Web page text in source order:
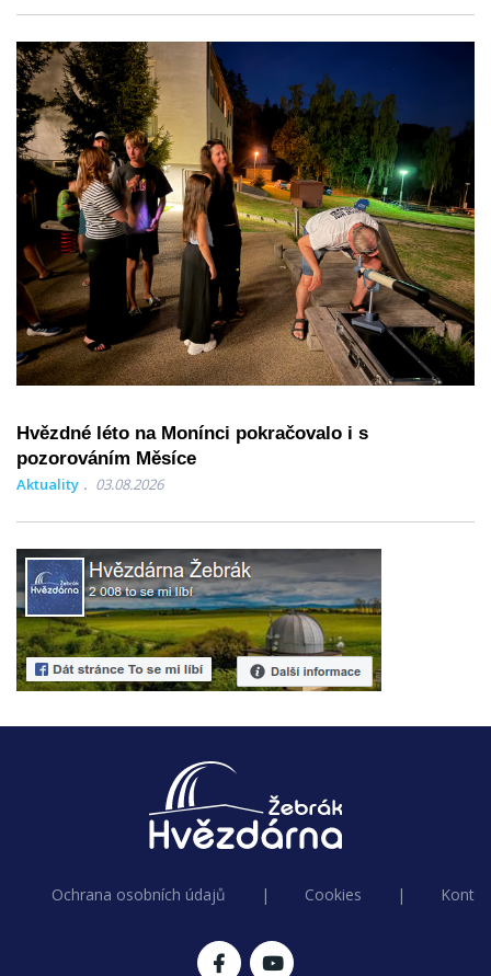
Hvězdné léto na Monínci pokračovalo i s
pozorováním Měsíce
Aktuality 03.08.2026
Ochrana osobních údajů | Cookies |